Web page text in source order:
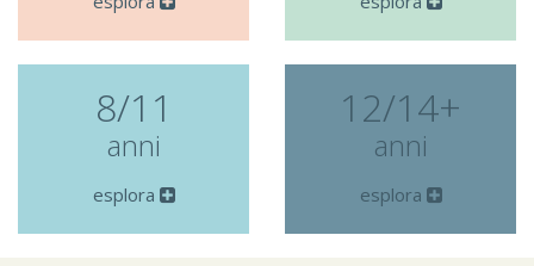
8/11
anni
esplora
12/14+
anni
esplora